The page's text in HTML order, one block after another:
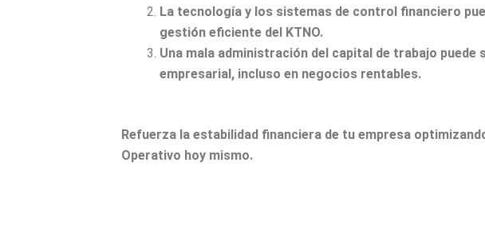
La tecnología y los sistemas de control financiero
gestión eficiente del KTNO.
Una mala administración del capital de trabajo puede
empresarial, incluso en negocios rentables.
Refuerza la estabilidad financiera de tu empresa
Operativo hoy mismo.